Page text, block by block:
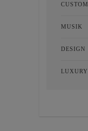
CUSTOM
MUSIK
DESIGN
LUXURY